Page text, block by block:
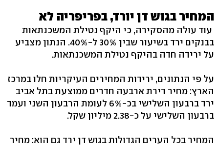
המחיר בגוש דן יורד, בפריפריה לא
עוד עולה מהסקירה, כי היקף נטילת המשכנתאות
בבנקים ירד בשיעור שבין 30% ל-40%. הנתון מצביע
על ירידה חדה בהיקף נטילת המשכנתאות.
על פי הנתונים, ירידות המחירים העיקריות חלו במרכז
הארץ: מחיר דירת ארבעה חדרים ממוצעת בתל אביב
ירד ברבעון השלישי בכ-6% לעומת הרבעון השני ועמד
ברבעון השלישי על כ-2.38 מיליון שקל.
המחיר בכל הערים הגדולות בגוש דן ירד גם הוא: מחיר